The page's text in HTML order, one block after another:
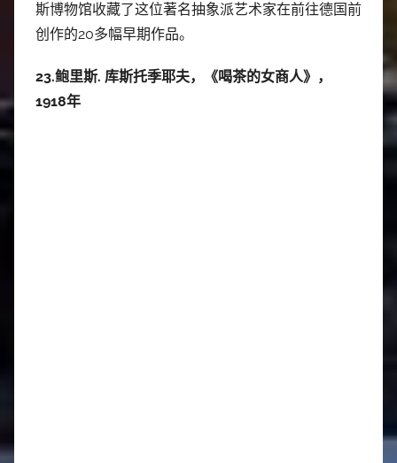
斯博物馆收藏了这位著名抽象派艺术家在前往德国前
创作的20多幅早期作品。
23.鲍里斯. 库斯托季耶夫，《喝茶的女商人》，
1918年